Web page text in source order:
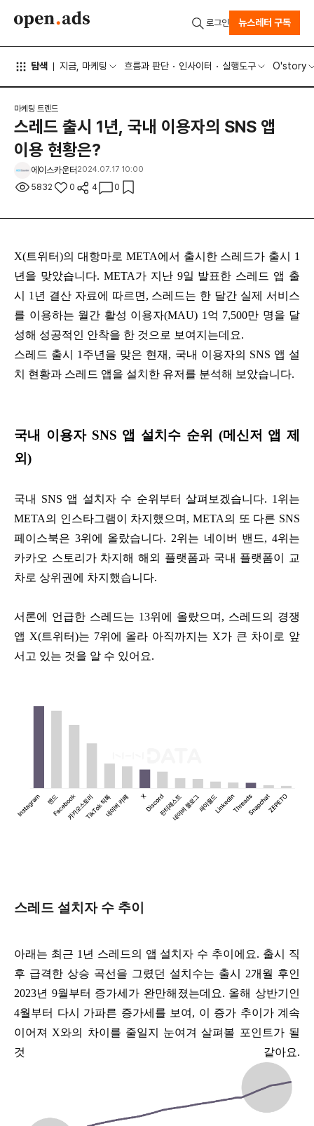
탐색 지금, 마케팅 흐름과 판단 인사이터 실행도구 O'story
로그인 뉴스레터 구독
마케팅 트렌드
스레드 출시 1년, 국내 이용자의 SNS 앱
이용 현황은?
에이스카운터 2024.07.17 10:00
5832 0 4 0
X(트위터)의 대항마로 META에서 출시한 스레드가 출시 1
년을 맞았습니다. META가 지난 9일 발표한 스레드 앱 출
시 1년 결산 자료에 따르면, 스레드는 한 달간 실제 서비스
를 이용하는 월간 활성 이용자(MAU) 1억 7,500만 명을 달
성해 성공적인 안착을 한 것으로 보여지는데요.
스레드 출시 1주년을 맞은 현재, 국내 이용자의 SNS 앱 설
치 현황과 스레드 앱을 설치한 유저를 분석해 보았습니다.
국내 이용자 SNS 앱 설치수 순위 (메신저 앱 제
외)
국내 SNS 앱 설치자 수 순위부터 살펴보겠습니다. 1위는
META의 인스타그램이 차지했으며, META의 또 다른 SNS
페이스북은 3위에 올랐습니다. 2위는 네이버 밴드, 4위는
카카오 스토리가 차지해 해외 플랫폼과 국내 플랫폼이 교
차로 상위권에 차지했습니다.
서론에 언급한 스레드는 13위에 올랐으며, 스레드의 경쟁
앱 X(트위터)는 7위에 올라 아직까지는 X가 큰 차이로 앞
서고 있는 것을 알 수 있어요.
스레드 설치자 수 추이
아래는 최근 1년 스레드의 앱 설치자 수 추이에요. 출시 직
후 급격한 상승 곡선을 그렸던 설치수는 출시 2개월 후인
2023년 9월부터 증가세가 완만해졌는데요. 올해 상반기인
4월부터 다시 가파른 증가세를 보여, 이 증가 추이가 계속
이어져 X와의 차이를 줄일지 눈여겨 살펴볼 포인트가 될
것 같아요.